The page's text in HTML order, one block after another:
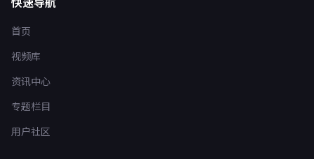
首页
视频库
资讯中心
专题栏目
用户社区